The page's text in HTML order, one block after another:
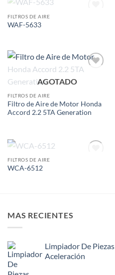
AGOTADO
FILTROS DE AIRE
WAF-5633
AGOTADO
FILTROS DE AIRE
Filtro de Aire de Motor Honda
Accord 2.2 5TA Generation
AGOTADO
FILTROS DE AIRE
WCA-6512
MAS RECIENTES
Limpiador De
Aceleración